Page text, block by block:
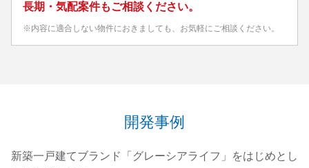
長期・気配案件もご相談ください。
※内容に適合しない物件におきましても、お気軽にご相談ください。
開発事例
新築一戸建てブランド「グレーシアライフ」をはじめとし